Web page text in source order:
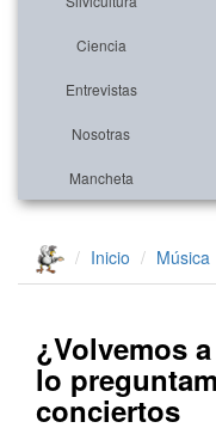
Ciencia
Entrevistas
Nosotras
Mancheta
Inicio Música
¿Volvemos
lo
conciertos